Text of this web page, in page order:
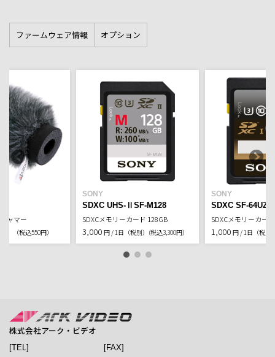
ファームウェア情報 オプション
ャマー
（税込550円）
SONY
SDXC UHS-ⅡSF-M128
SDXCメモリーカード 128GB
3,000 円 / 1日（税別） (税込3,300円）
SONY
SDXC SF-64UZ
SDXCメモリーカー
1,000 円 / 1日（税別
株式会社アーク・ビデオ
[TEL] [FAX]